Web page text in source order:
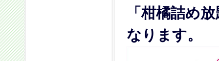
「柑橘詰め
なります。